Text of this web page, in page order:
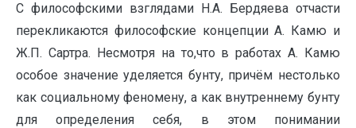
С философскими взглядами Н.А. Бердяева отчасти
перекликаются философские концепции А. Камю и
Ж.П. Сартра. Несмотря на то,что в работах А. Камю
особое значение уделяется бунту, причём нестолько
как социальному феномену, а как внутреннему бунту
для определения себя, в этом понимании